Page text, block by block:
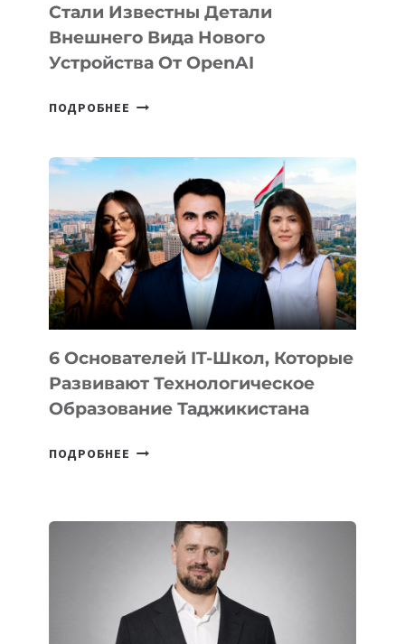
Стали Известны Детали
Внешнего Вида Нового
Устройства От OpenAI
ПОДРОБНЕЕ СТАЛИ
ВНЕШНЕГО
ВИДА
НОВОГО
УСТРОЙСТВА
ОТ
OPENAI
6 Основателей IT-Школ, Которые
Развивают Технологическое
Образование Таджикистана
ПОДРОБНЕЕ
КОТОРЫЕ
РАЗВИВАЮТ
ТЕХНОЛОГИЧЕСКОЕ
ОБРАЗОВАНИЕ
ТАДЖИКИСТАНА